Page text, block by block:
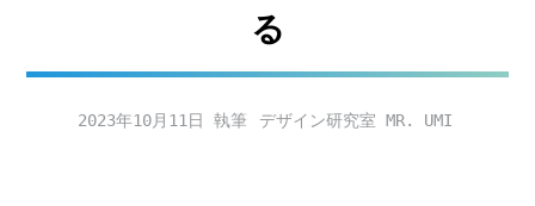
る
2023年10月11日 デザイン研究室 MR. UMI